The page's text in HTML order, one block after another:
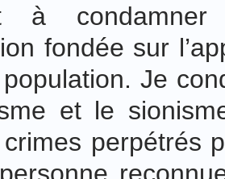
à
fondée sur
Je
et le
perpétrés